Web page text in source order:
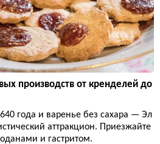
производств от кренделей до
года и варенье без сахара — Эл
аттракцион. Приезжайте
и гастритом.